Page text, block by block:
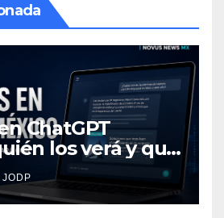
ChatGPT
los verá y qué
las
JODP